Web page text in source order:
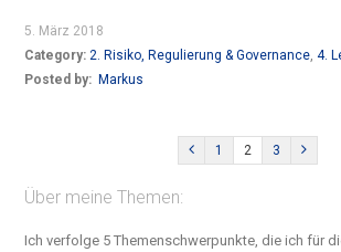
5. März 2018
Category:2. Risiko, Regulierung & Governance,4.
Posted by: Markus
1 2 3
Über meine Themen:
Ich verfolge 5 Themenschwerpunkte, die ich für